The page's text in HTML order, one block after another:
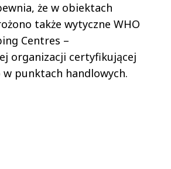
że w obiektach
także wytyczne WHO
Centres –
organizacji certyfikującej
punktach handlowych.